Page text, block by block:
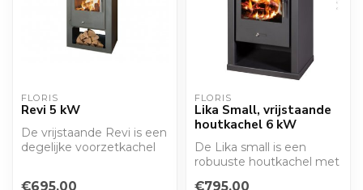
FLORIS
Revi 5 kW
De vrijstaande Revi is een
degelijke voorzetkachel
€695,00
FLORIS
Lika Small, vrijstaande
houtkachel 6 kW
De Lika small is een
robuuste houtkachel met
€795,00